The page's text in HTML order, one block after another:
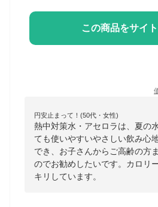
この商品をサイ
円安止まって！(50代・女性)
熱中対策水・アセロラは、夏の
ても使いやすいやさしい飲み心
でき、お子さんからご高齢の方
のでお勧めしたいです。カロリ
キリしています。